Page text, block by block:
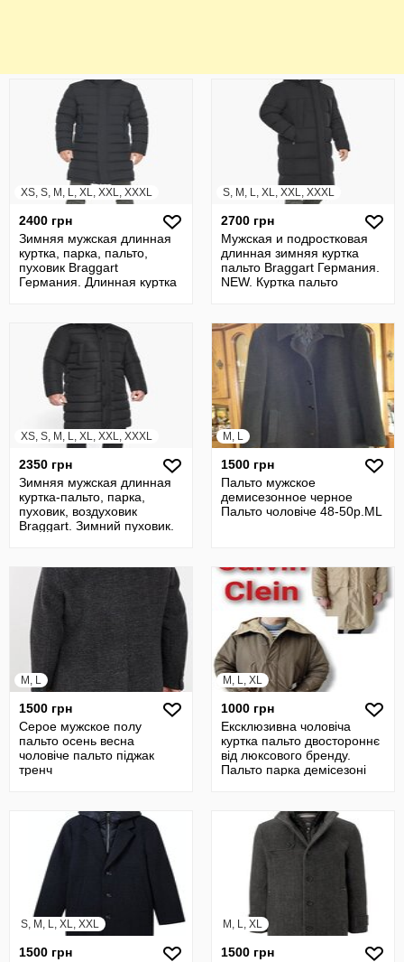
XS, S, M, L, XL, XXL, XXXL
2400 грн
Зимняя мужская длинная
куртка, парка, пальто,
пуховик Braggart
Германия. Длинная куртка
S, M, L, XL, XXL, XXXL
2700 грн
Мужская и подростковая
длинная зимняя куртка
пальто Braggart Германия.
NEW. Куртка пальто
XS, S, M, L, XL, XXL, XXXL
2350 грн
Зимняя мужская длинная
куртка-пальто, парка,
пуховик, воздуховик
Braggart. Зимний пуховик.
M, L
1500 грн
Пальто мужское
демисезонное черное
Пальто чоловіче 48-50р.МL
M, L
1500 грн
Серое мужское полу
пальто осень весна
чоловіче пальто піджак
тренч
M, L, XL
1000 грн
Ексклюзивна чоловіча
куртка пальто двостороннє
від люксового бренду.
Пальто парка демісезоні
S, M, L, XL, XXL
1500 грн
M, L, XL
1500 грн